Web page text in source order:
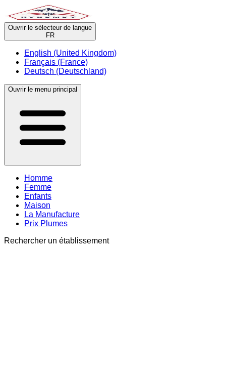
Ouvrir le sélecteur de langue
FR
English (United Kingdom)
Français (France)
Deutsch (Deutschland)
Ouvrir le menu principal
Homme
Femme
Enfants
Maison
La Manufacture
Prix Plumes
Rechercher un établissement